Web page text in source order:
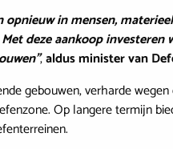
in mensen,
deze aankoop investeren
,aldus minister van
gebouwen, verharde
Op langere termijn